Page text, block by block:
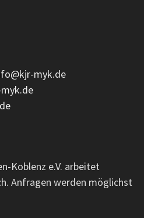
myk.de
Koblenz e.V. arbeitet
Anfragen werden möglichst